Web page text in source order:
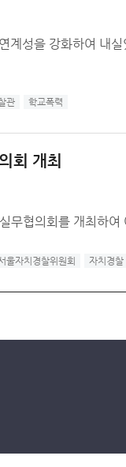
당
계성을 강화하여 내
관 학교폭력
회 개최
무협의회를 개최하
울자치경찰위원회 자치경찰